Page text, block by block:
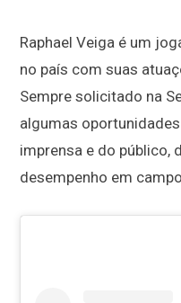
Raphael Veiga é um
no país com suas
Sempre solicitado na
algumas
imprensa e do público,
desempenho em